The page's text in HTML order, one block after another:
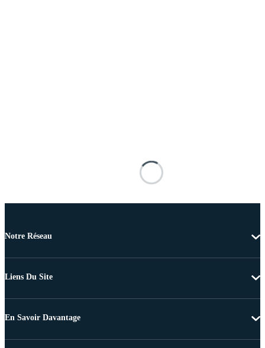
Notre Réseau
Liens Du Site
En Savoir Davantage